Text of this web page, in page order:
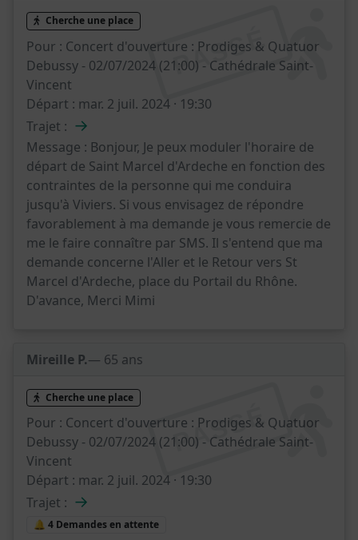
PASSÉ
Cherche une place
Pour : Concert d'ouverture : Prodiges & Quatuor
Debussy - 02/07/2024 (21:00) - Cathédrale Saint-
Vincent
Départ : mar. 2 juil. 2024 · 19:30
Trajet : →
Message : Bonjour, Je peux moduler l'horaire de
départ de Saint Marcel d'Ardeche en fonction des
contraintes de la personne qui me conduira
jusqu'à Viviers. Si vous envisagez de répondre
favorablement à ma demande je vous remercie de
me le faire connaître par SMS. Il s'entend que ma
demande concerne l'Aller et le Retour vers St
Marcel d'Ardeche, place du Portail du Rhône.
D'avance, Merci Mimi
Mireille P.— 65 ans
PASSÉ
Cherche une place
Pour : Concert d'ouverture : Prodiges & Quatuor
Debussy - 02/07/2024 (21:00) - Cathédrale Saint-
Vincent
Départ : mar. 2 juil. 2024 · 19:30
Trajet : →
🔔 4 Demandes en attente